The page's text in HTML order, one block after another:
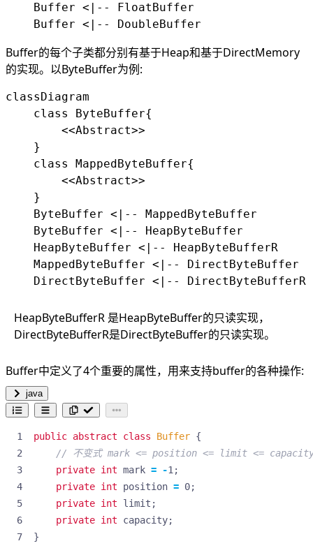
    Buffer <|-- FloatBuffer
Buffer的每个子类都分别有基于Heap和基于DirectMemory
的实现。以ByteBuffer为例:
classDiagram
    class ByteBuffer{
        <<Abstract>>
    }
    class MappedByteBuffer{
        <<Abstract>>
    }
    ByteBuffer <|-- MappedByteBuffer
    ByteBuffer <|-- HeapByteBuffer
    HeapByteBuffer <|-- HeapByteBufferR
    MappedByteBuffer <|-- DirectByteBuffer
HeapByteBufferR 是HeapByteBuffer的只读实现，
DirectByteBufferR是DirectByteBuffer的只读实现。
Buffer中定义了4个重要的属性，用来支持buffer的各种操作:
java
public abstract class Buffer {
// 不变式 mark <= position <= limit <=
private int mark = -1;
private int position = 0;
private int limit ;
private int capacity;
}